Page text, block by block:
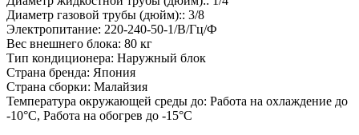
Диаметр газовой трубы (дюйм):: 3/8
Электропитание: 220-240-50-1/В/Гц/Ф
Вес внешнего блока: 80 кг
Тип кондиционера: Наружный блок
Страна бренда: Япония
Страна сборки: Малайзия
Температура окружающей среды до: Работа на охлаждение до
-10°С, Работа на обогрев до -15°С